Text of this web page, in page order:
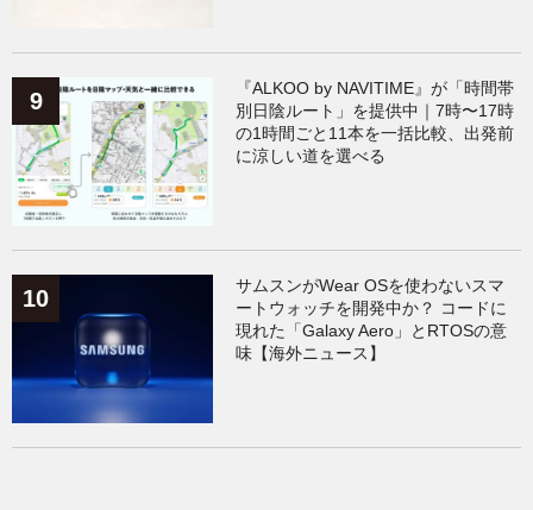
『ALKOO by NAVITIME』が「時間帯
別日陰ルート」を提供中｜7時〜17時
の1時間ごと11本を一括比較、出発前
に涼しい道を選べる
サムスンがWear OSを使わないスマ
ートウォッチを開発中か？ コードに
現れた「Galaxy Aero」とRTOSの意
味【海外ニュース】